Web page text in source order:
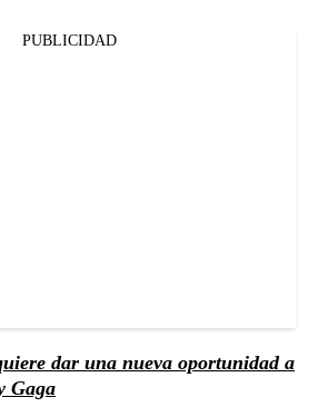
PUBLICIDAD
dar una nueva oportunidad a
Gaga